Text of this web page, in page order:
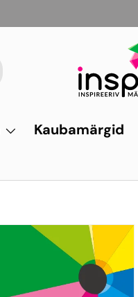
Kaubamärgid